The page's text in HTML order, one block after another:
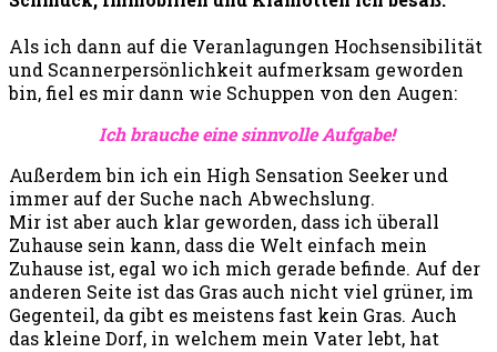
Als ich dann auf die Veranlagungen Hochsensibilität
und Scannerpersönlichkeit aufmerksam geworden
bin, fiel es mir dann wie Schuppen von den Augen:
Ich brauche eine sinnvolle Aufgabe!
Außerdem bin ich ein High Sensation Seeker und
immer auf der Suche nach Abwechslung.
Mir ist aber auch klar geworden, dass ich überall
Zuhause sein kann, dass die Welt einfach mein
Zuhause ist, egal wo ich mich gerade befinde. Auf der
anderen Seite ist das Gras auch nicht viel grüner, im
Gegenteil, da gibt es meistens fast kein Gras. Auch
das kleine Dorf, in welchem mein Vater lebt, hat